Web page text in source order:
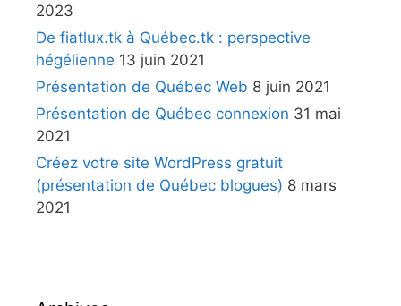
2023
De fiatlux.tk à Québec.tk : perspective
hégélienne 13 juin 2021
Présentation de Québec Web 8 juin 2021
Présentation de Québec connexion 31 mai
2021
Créez votre site WordPress gratuit
(présentation de Québec blogues) 8 mars
2021